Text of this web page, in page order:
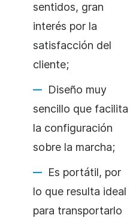
sentidos, gran
interés por la
satisfacción del
cliente;
Diseño muy
sencillo que facilita
la configuración
sobre la marcha;
Es portátil, por
lo que resulta ideal
para transportarlo